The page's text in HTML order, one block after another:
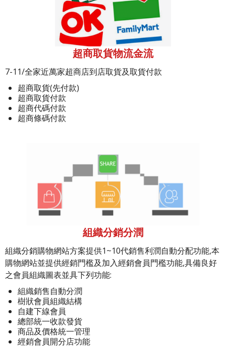
超商取貨物流金流
7-11/全家近萬家超商店到店取貨及取貨付款
超商取貨(先付款)
超商取貨付款
超商代碼付款
超商條碼付款
組織分銷分潤
組織分銷購物網站方案提供1~10代銷售利潤自動分配功能,本
購物網站並提供經銷門檻及加入經銷會員門檻功能,具備良好
之會員組織圖表並具下列功能:
組織銷售自動分潤
樹狀會員組織結構
自建下線會員
總部統一收款發貨
商品及價格統一管理
經銷會員開分店功能